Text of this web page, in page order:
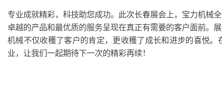
专业成就精彩，科技助您成功。此次长春展会上，宝力机械
卓越的产品和最优质的服务呈现在真正有需要的客户面前。
机械不仅收穫了客户的肯定，更收穫了成长和进步的喜悦
业，让我们一起期待下一次的精彩再续！